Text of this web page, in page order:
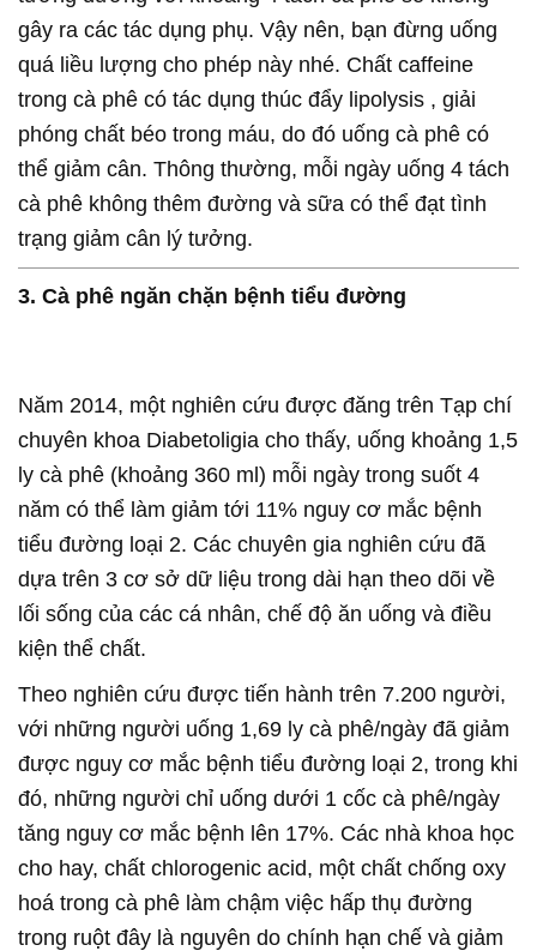
gây ra các tác dụng phụ. Vậy nên, bạn đừng uống
quá liều lượng cho phép này nhé. Chất caffeine
trong cà phê có tác dụng thúc đẩy lipolysis , giải
phóng chất béo trong máu, do đó uống cà phê có
thể giảm cân. Thông thường, mỗi ngày uống 4 tách
cà phê không thêm đường và sữa có thể đạt tình
trạng giảm cân lý tưởng.
3. Cà phê ngăn chặn bệnh tiểu đường
Năm 2014, một nghiên cứu được đăng trên Tạp chí
chuyên khoa Diabetoligia cho thấy, uống khoảng 1,5
ly cà phê (khoảng 360 ml) mỗi ngày trong suốt 4
năm có thể làm giảm tới 11% nguy cơ mắc bệnh
tiểu đường loại 2. Các chuyên gia nghiên cứu đã
dựa trên 3 cơ sở dữ liệu trong dài hạn theo dõi về
lối sống của các cá nhân, chế độ ăn uống và điều
kiện thể chất.
Theo nghiên cứu được tiến hành trên 7.200 người,
với những người uống 1,69 ly cà phê/ngày đã giảm
được nguy cơ mắc bệnh tiểu đường loại 2, trong khi
đó, những người chỉ uống dưới 1 cốc cà phê/ngày
tăng nguy cơ mắc bệnh lên 17%. Các nhà khoa học
cho hay, chất chlorogenic acid, một chất chống oxy
hoá trong cà phê làm chậm việc hấp thụ đường
trong ruột đây là nguyên do chính hạn chế và giảm